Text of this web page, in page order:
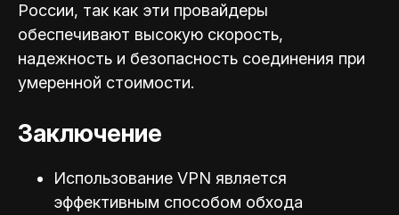
России, так как эти провайдеры
обеспечивают высокую скорость,
надежность и безопасность соединения при
умеренной стоимости.
Заключение
Использование VPN является
эффективным способом обхода